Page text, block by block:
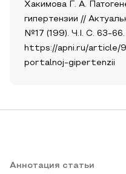
Хакимова Г. А.
гипертензии //
№17 (199). Ч.I. С. 63-66.
https://apni.ru/article/
portalnoj-gipertenzii
Аннотация статьи